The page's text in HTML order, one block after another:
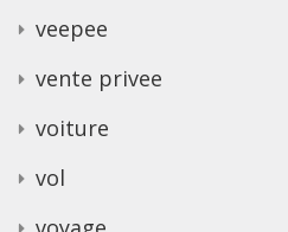
veepee
vente privee
voiture
vol